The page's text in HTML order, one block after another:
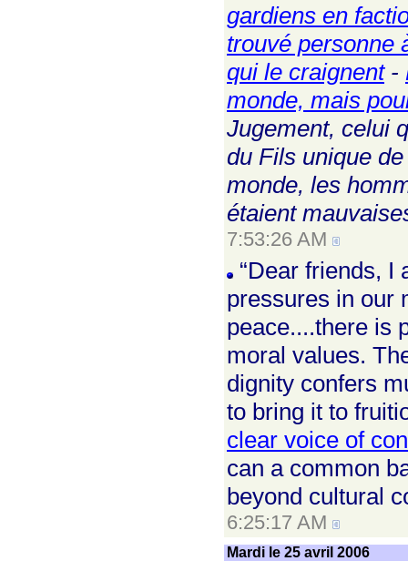
gardiens en
trouvé personne
qui le craignent-
monde, mais
Jugement, celui
du Fils unique
monde, les
étaient
7:53:26 AM
“Dear friends, I
pressures in our
peace....there is
moral values.
dignity confers
to bring it to
clear voice of
can a common
beyond cultural
6:25:17 AM
Mardi le 25 avril 2006